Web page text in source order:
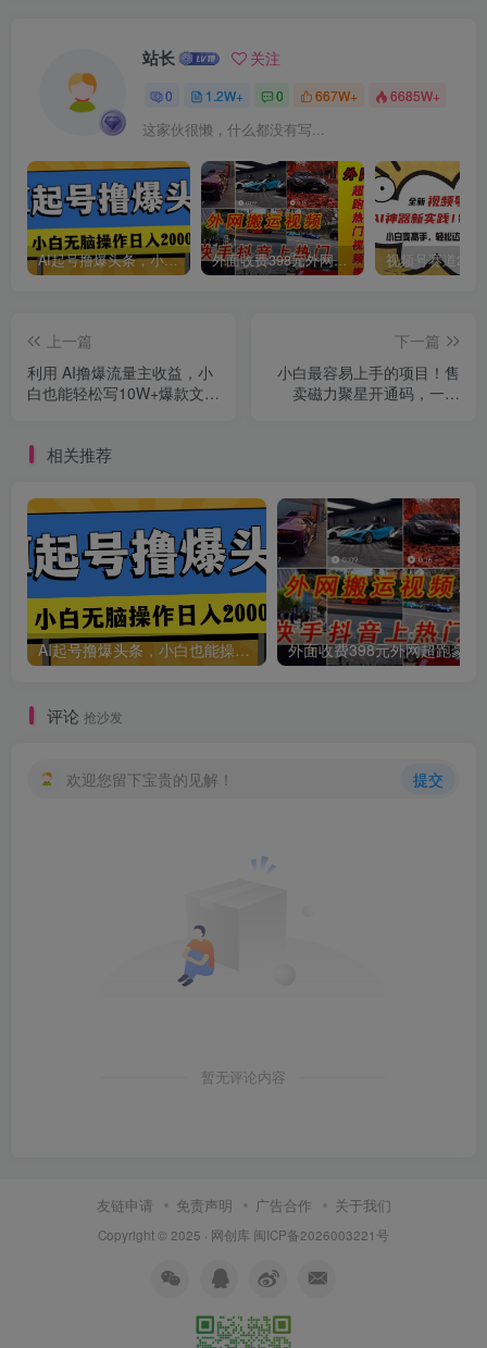
站长 关注
0 1.2W+ 0 667W+ 6685W+
这家伙很懒，什么都没有写...
AI起号撸爆头条，小白也能操作，日入2000+ 外面收费398元外网超跑豪车汽车视频搬运至快手抖音上热门项目
上一篇
利用 AI撸爆流量主收益，小
白也能轻松写10W+爆款文
下一篇
小白最容易上手的项目！售
卖磁力聚星开通码，一单
相关推荐
AI起号撸爆头条，小白也能操作，日入2000+
评论 抢沙发
欢迎您留下宝贵的见解！ 提交
暂无评论内容
友链申请 免责声明 广告合作 关于我们
Copyright © 2025 · 网创库 闽ICP备2026003221号